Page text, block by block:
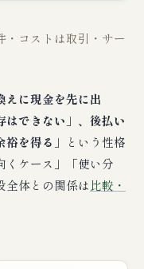
コストは取引・サー
えに現金を先に出
はできない」、後払い
を得る」
という性格
くケース」「使い分
全体との関係は比較・